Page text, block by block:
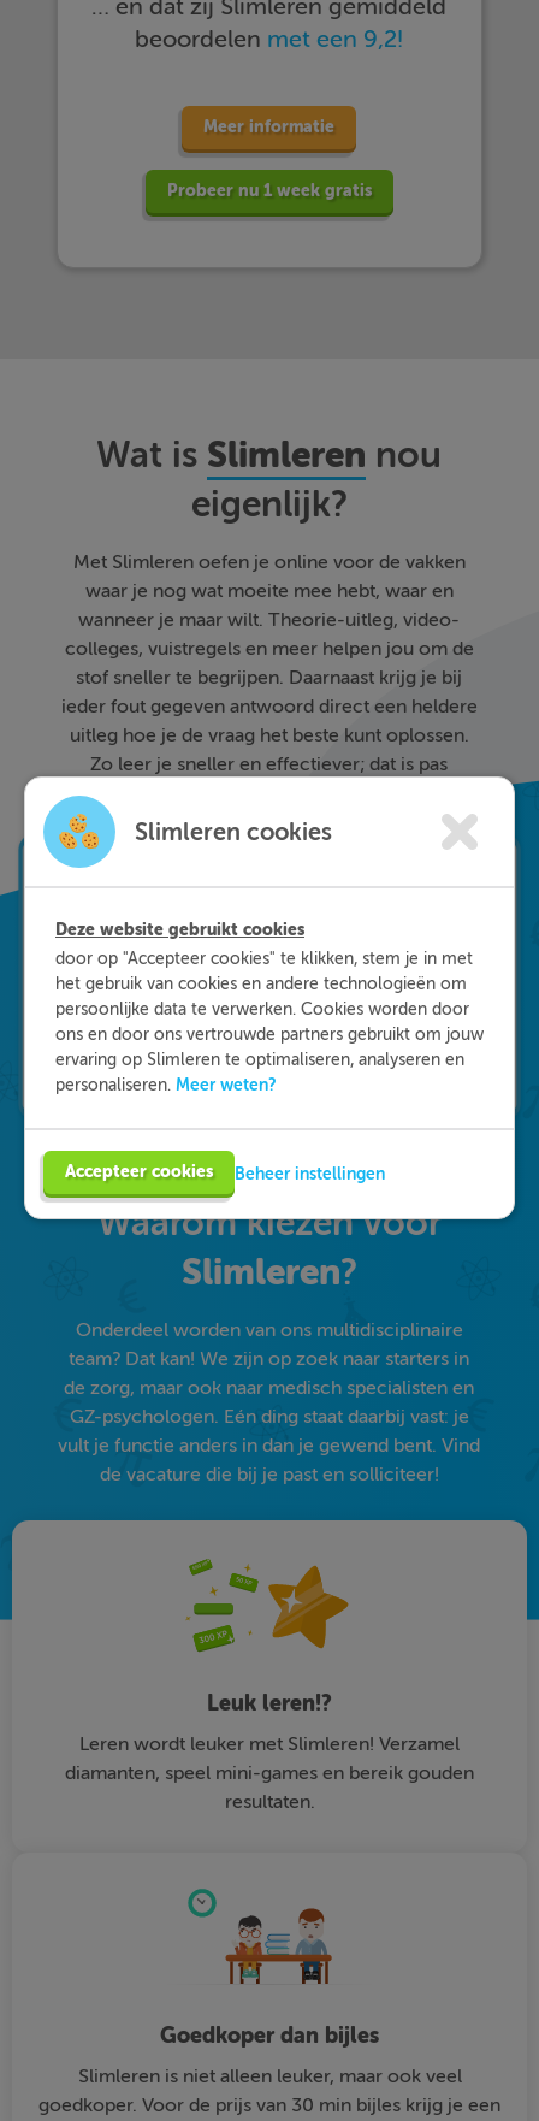
… en dat zij Slimleren gemiddeld
beoordelen met een 9,2!
Meer informatie
Probeer nu 1 week gratis
Wat is Slimleren nou
eigenlijk?
Met Slimleren oefen je online voor de vakken
waar je nog wat moeite mee hebt, waar en
wanneer je maar wilt. Theorie-uitleg, video-
colleges, vuistregels en meer helpen jou om de
stof sneller te begrijpen. Daarnaast krijg je bij
ieder fout gegeven antwoord direct een heldere
uitleg hoe je de vraag het beste kunt oplossen.
Zo leer je sneller en effectiever; dat is pas
Waarom kiezen voor
Slimleren?
Onderdeel worden van ons multidisciplinaire
team? Dat kan! We zijn op zoek naar starters in
de zorg, maar ook naar medisch specialisten en
GZ-psychologen. Eén ding staat daarbij vast: je
vult je functie anders in dan je gewend bent. Vind
de vacature die bij je past en solliciteer!
Leuk leren!?
Leren wordt leuker met Slimleren! Verzamel
diamanten, speel mini-games en bereik gouden
resultaten.
Goedkoper dan bijles
Slimleren is niet alleen leuker, maar ook veel
goedkoper. Voor de prijs van 30 min bijles krijg je een
Slimleren cookies
Deze website gebruikt cookies
door op "Accepteer cookies" te klikken, stem je in met
het gebruik van cookies en andere technologieën om
persoonlijke data te verwerken. Cookies worden door
ons en door ons vertrouwde partners gebruikt om jouw
ervaring op Slimleren te optimaliseren, analyseren en
personaliseren. Meer weten?
Accepteer cookies Beheer instellingen